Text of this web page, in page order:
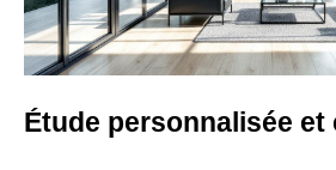
Étude personnalisée